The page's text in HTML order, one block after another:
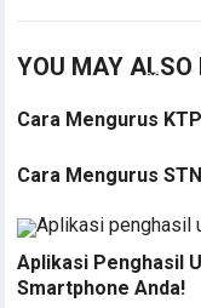
YOU MAY ALSO
Cara Mengurus
Cara Mengurus
Aplikasi Penghasil
Smartphone Anda!